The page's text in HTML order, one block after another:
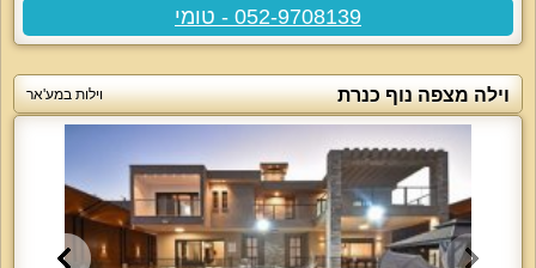
052-9708139 - טומי
וילה מצפה נוף כנרת וילות במע'אר